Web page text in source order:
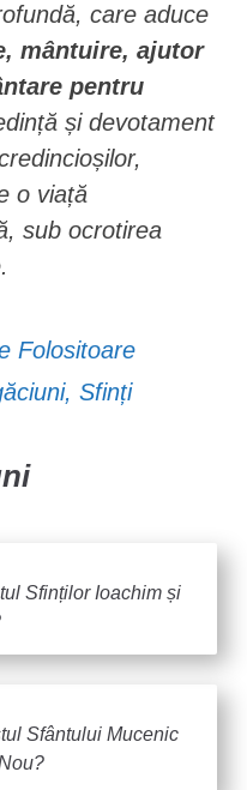
care aduce
mântuire, ajutor
pentru
și devotament
o viață
sub ocrotirea
Folositoare
, Sfinți
Sfinților Ioachim și
Sfântului Mucenic